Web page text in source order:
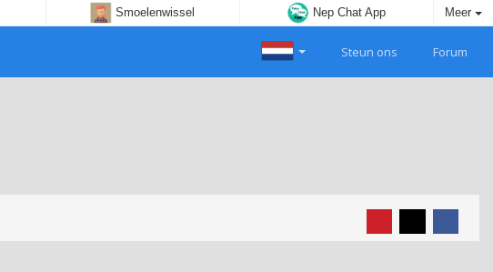
Smoelenwissel Nep Chat App Meer
Steun ons Forum